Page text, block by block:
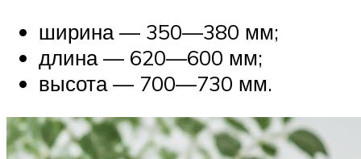
ширина — 350—380 мм;
длина — 620—600 мм;
высота — 700—730 мм.